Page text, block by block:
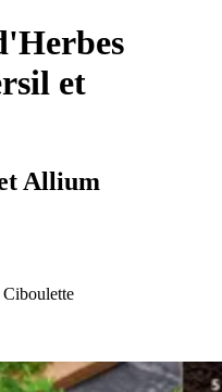
et
Allium